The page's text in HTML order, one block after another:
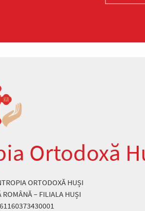
Ortodoxă
ORTODOXĂ HUȘI
ROMÂNĂ – FILIALA HUȘI